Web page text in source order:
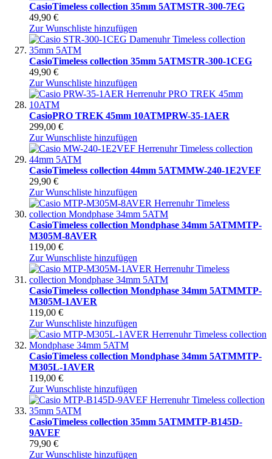
CasioTimeless collection 35mm 5ATMSTR-300-7EG
49,90 €
Zur Wunschliste hinzufügen
CasioTimeless collection 35mm 5ATMSTR-300-1CEG
49,90 €
Zur Wunschliste hinzufügen
CasioPRO TREK 45mm 10ATMPRW-35-1AER
299,00 €
Zur Wunschliste hinzufügen
CasioTimeless collection 44mm 5ATMMW-240-1E2VEF
29,90 €
Zur Wunschliste hinzufügen
CasioTimeless collection Mondphase 34mm 5ATMMTP-
M305M-8AVER
119,00 €
Zur Wunschliste hinzufügen
CasioTimeless collection Mondphase 34mm 5ATMMTP-
M305M-1AVER
119,00 €
Zur Wunschliste hinzufügen
CasioTimeless collection Mondphase 34mm 5ATMMTP-
M305L-1AVER
119,00 €
Zur Wunschliste hinzufügen
CasioTimeless collection 35mm 5ATMMTP-B145D-
9AVEF
79,90 €
Zur Wunschliste hinzufügen